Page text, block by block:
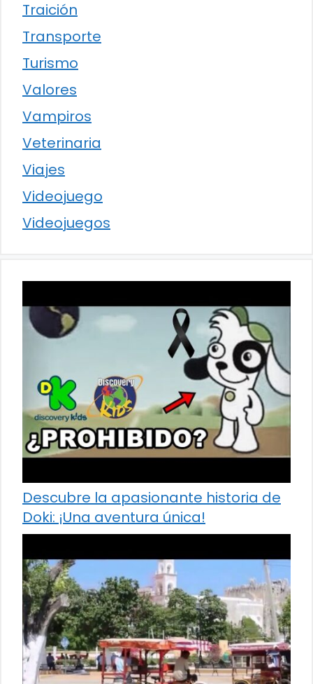
Traición
Transporte
Turismo
Valores
Vampiros
Veterinaria
Viajes
Videojuego
Videojuegos
Descubre la apasionante historia de
Doki: ¡Una aventura única!